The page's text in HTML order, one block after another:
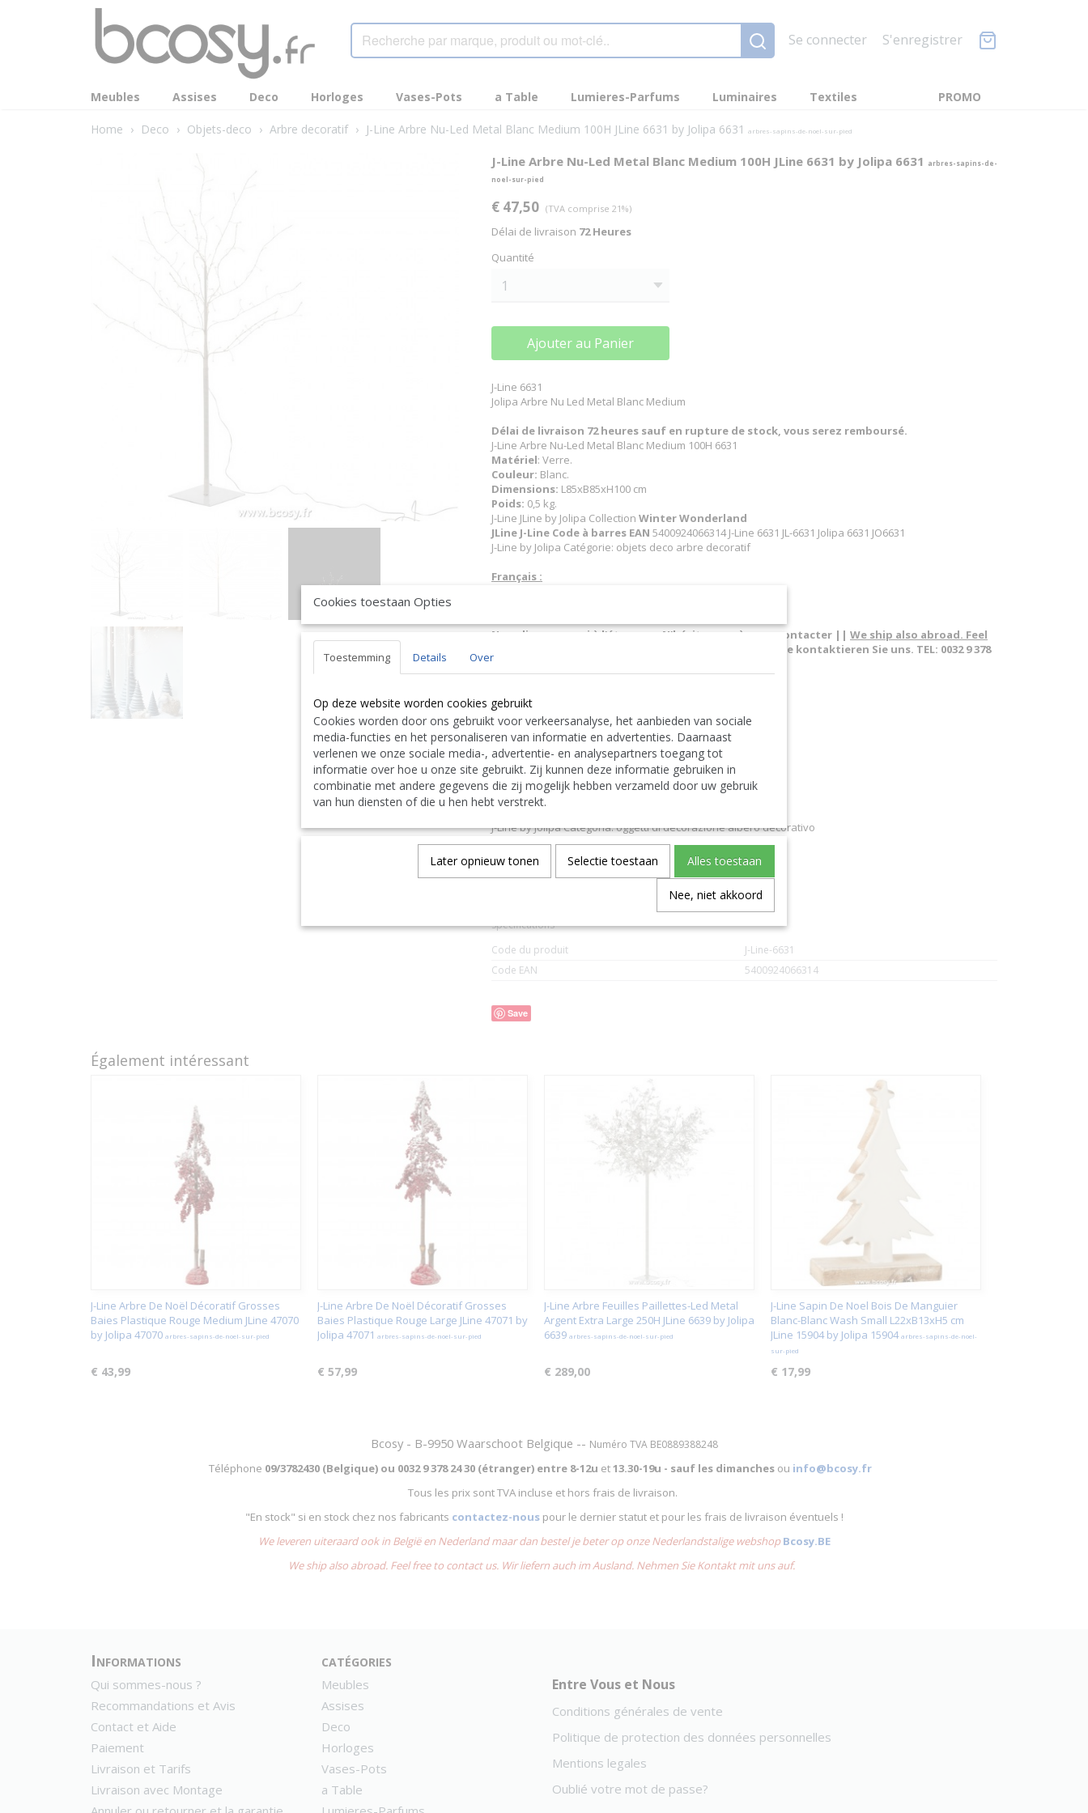
Se connecter S'enregistrer
PROMO
Meubles Assises Deco Horloges Vases-Pots a Table Lumieres-Parfums Luminaires Textiles
Home › Deco › Objets-deco › Arbre decoratif › J-Line Arbre Nu-Led Metal Blanc Medium 100H JLine 6631 by Jolipa 6631 arbres-sapins-de-noel-sur-pied
J-Line Arbre Nu-Led Metal Blanc Medium 100H JLine 6631 by Jolipa 6631
arbres-sapins-de-
noel-sur-pied
€ 47,50 (TVA comprise 21%)
Délai de livraison 72 Heures
Quantité
Ajouter au Panier
J-Line 6631
Jolipa Arbre Nu Led Metal Blanc Medium
Délai de livraison 72 heures sauf en rupture de stock, vous serez remboursé.
J-Line Arbre Nu-Led Metal Blanc Medium 100H 6631
Matériel: Verre.
Couleur: Blanc.
Dimensions: L85xB85xH100 cm
Poids: 0,5 kg.
J-Line JLine by Jolipa Collection Winter Wonderland
JLine J-Line Code à barres EAN 5400924066314 J-Line 6631 JL-6631 Jolipa 6631 JO6631
J-Line by Jolipa Catégorie: objets deco arbre decoratif
Français :
Nous livrons aussi à l'étranger. N'hésitez pas à nous contacter || We ship also abroad. Feel
|| Wir liefern auch im Ausland. Bitte kontaktieren Sie uns. TEL: 0032 9 378
English:
J-Line by Jolipa Category: decorative objects decorative tree
J Line Tree Bare+Led Metal White Medium
J-Line x mas christmas trees on foot
Deutsch:
J-Line by Jolipa Kategorie: deko-objekte dekobaum
J Line Baum Kahl+Led Metall Weiß Medium
J-Line weihnachtsbaum weihnachtsbaeume
J-Line by Jolipa Categoria: oggetti di decorazione albero decorativo
J Line Albero Nudo + Led Metallo Bianco Medium
Español:
Spécifications
Code du produit
J-Line-6631
Code EAN
5400924066314
Save
Également intéressant
J-Line Arbre De Noël Décoratif Grosses
Baies Plastique Rouge Medium JLine 47070
by Jolipa 47070 arbres-sapins-de-noel-sur-pied
€ 43,99
J-Line Arbre De Noël Décoratif Grosses
Baies Plastique Rouge Large JLine 47071 by
Jolipa 47071 arbres-sapins-de-noel-sur-pied
€ 57,99
J-Line Arbre Feuilles Paillettes-Led Metal
Argent Extra Large 250H JLine 6639 by Jolipa
6639 arbres-sapins-de-noel-sur-pied
€ 289,00
J-Line Sapin De Noel Bois De Manguier
Blanc-Blanc Wash Small L22xB13xH5 cm
JLine 15904 by Jolipa 15904arbres-sapins-de-noel-
sur-pied
€ 17,99
Bcosy - B-9950 Waarschoot Belgique -- Numéro TVA BE0889388248
Téléphone 09/3782430 (Belgique) ou 0032 9 378 24 30 (étranger) entre 8-12u et13.30-19u - sauf les dimanches ou info@bcosy.fr
Tous les prix sont TVA incluse et hors frais de livraison.
"En stock" si en stock chez nos fabricants contactez-nouspour le dernier statut et pour les frais de livraison éventuels !
We leveren uiteraard ook in België en Nederland maar dan bestel je beter op onze Nederlandstalige webshopBcosy.BE
We ship also abroad. Feel free to contact us. Wir liefern auch im Ausland. Nehmen Sie Kontakt mit uns auf.
Informations
Qui sommes-nous ?
Recommandations et Avis
Contact et Aide
Paiement
Livraison et Tarifs
Livraison avec Montage
catégories
Meubles
Assises
Deco
Horloges
Vases-Pots
a Table
Entre Vous et Nous
Conditions générales de vente
Politique de protection des données personnelles
Mentions legales
Oublié votre mot de passe?
Cookies toestaan Opties
Toestemming Details Over
Op deze website worden cookies gebruikt
Cookies worden door ons gebruikt voor verkeersanalyse, het aanbieden van sociale
media-functies en het personaliseren van informatie en advertenties. Daarnaast
verlenen we onze sociale media-, advertentie- en analysepartners toegang tot
informatie over hoe u onze site gebruikt. Zij kunnen deze informatie gebruiken in
combinatie met andere gegevens die zij mogelijk hebben verzameld door uw gebruik
van hun diensten of die u hen hebt verstrekt.
Later opnieuw tonen Selectie toestaan Alles toestaan
Nee, niet akkoord